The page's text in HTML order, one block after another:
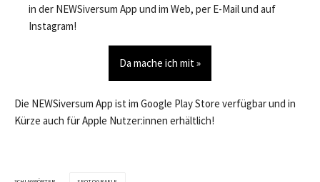
in der NEWSiversum App und im Web, per E-Mail und auf
Instagram!
Da mache ich mit »
Die NEWSiversum App ist im Google Play Store verfügbar und in
Kürze auch für Apple Nutzer:innen erhältlich!